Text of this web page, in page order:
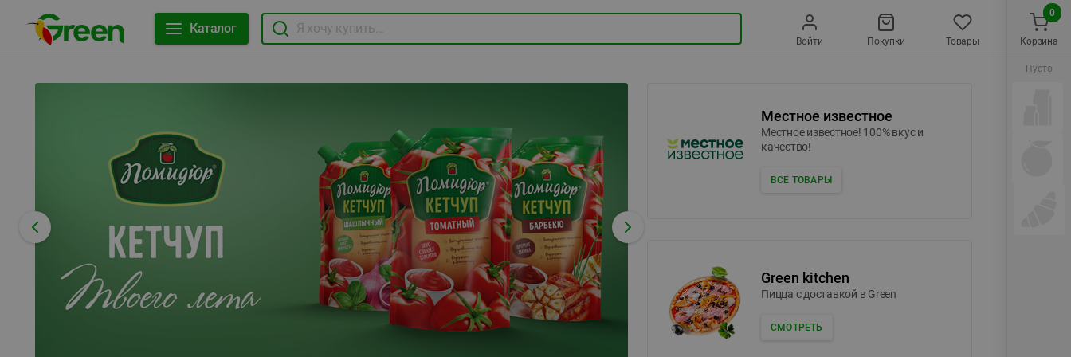
Каталог
Войти Покупки Товары
Местное известное
Местное известное! 100% вкус и
качество!
ВСЕ ТОВАРЫ
Green kitchen
Пицца c доставкой в Green
СМОТРЕТЬ
Корзина
0
Пусто